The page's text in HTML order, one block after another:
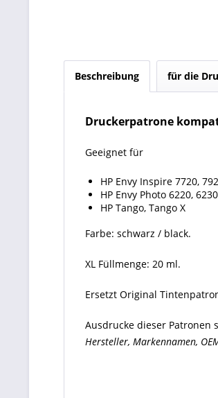
Beschreibung für die
Druckerpatrone
Geeignet für
HP Envy Inspire 7720,
HP Envy Photo 6220,
HP Tango, Tango X
Farbe: schwarz / black.
XL Füllmenge: 20 ml.
Ersetzt Original
Ausdrucke dieser
Hersteller, Markennamen,